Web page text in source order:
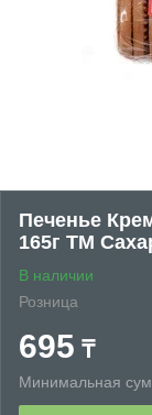
Печенье
165г ТМ
В наличии
Розница
695 ₸
Минимальная